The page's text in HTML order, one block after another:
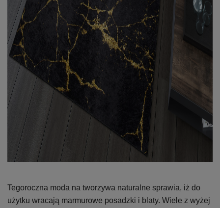
Tegoroczna moda na tworzywa naturalne sprawia, iż do
użytku wracają marmurowe posadzki i blaty. Wiele z wyżej